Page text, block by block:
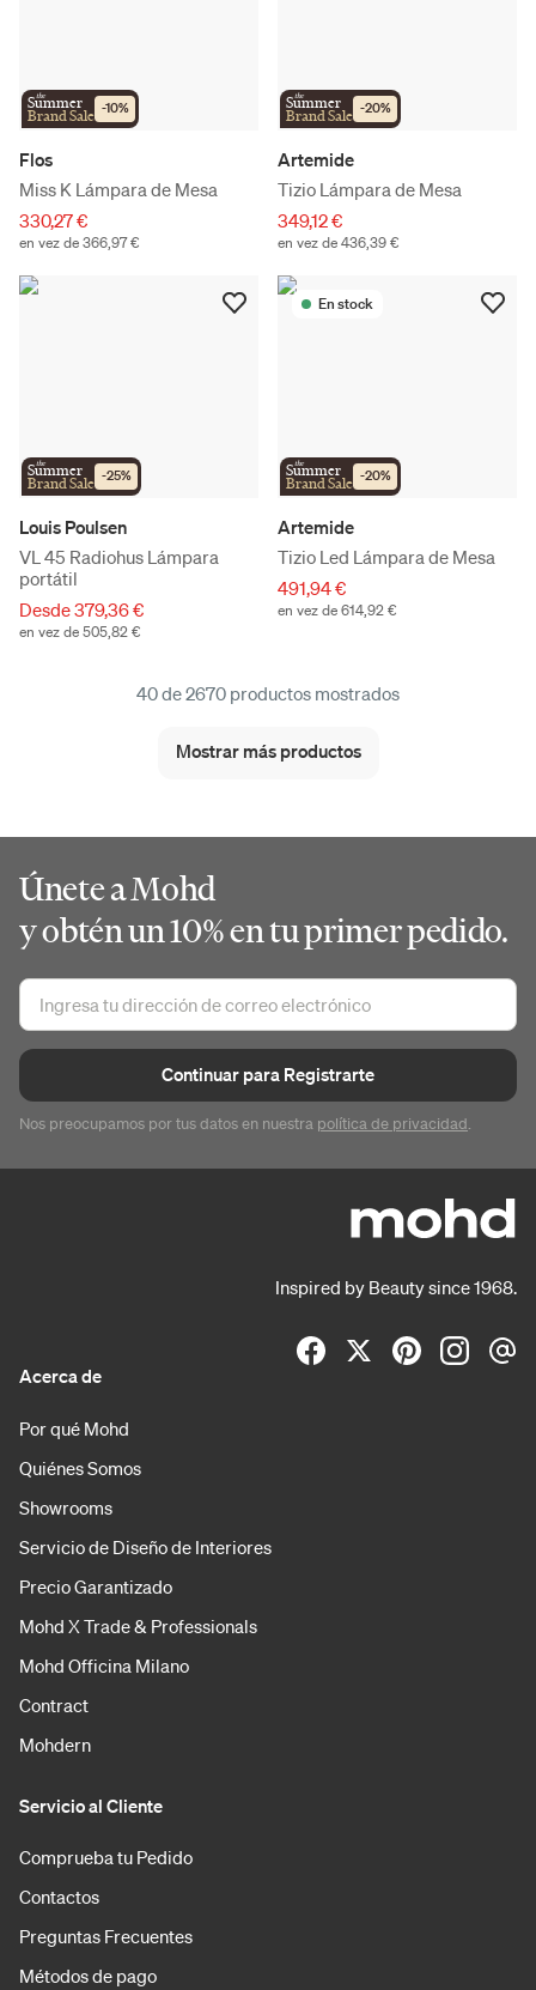
the
Summer
Brand Sale -10%
Flos
Miss K Lámpara de Mesa
330,27 €
en vez de 366,97 €
the
Summer
Brand Sale -20%
Artemide
Tizio Lámpara de Mesa
349,12 €
en vez de 436,39 €
the
Summer
Brand Sale -25%
Louis Poulsen
VL 45 Radiohus Lámpara
portátil
Desde 379,36 €
en vez de 505,82 €
En stock
the
Summer
Brand Sale -20%
Artemide
Tizio Led Lámpara de Mesa
491,94 €
en vez de 614,92 €
40 de 2670 productos mostrados
Mostrar más productos
Únete a Mohd
y obtén un 10% en tu primer pedido.
Continuar para Registrarte
Nos preocupamos por tus datos en nuestra política de privacidad.
Inspired by Beauty since 1968.
Acerca de
Por qué Mohd
Quiénes Somos
Showrooms
Servicio de Diseño de Interiores
Precio Garantizado
Mohd X Trade & Professionals
Mohd Officina Milano
Contract
Mohdern
Servicio al Cliente
Comprueba tu Pedido
Contactos
Preguntas Frecuentes
Métodos de pago